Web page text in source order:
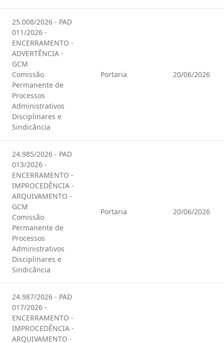
25.008/2026 - PAD
011/2026 -
ENCERRAMENTO -
ADVERTÊNCIA -
GCM
Comissão
Permanente de
Processos
Administrativos
Disciplinares e
Sindicância
Portaria 20/06/2026
24.985/2026 - PAD
013/2026 -
ENCERRAMENTO -
IMPROCEDÊNCIA -
ARQUIVAMENTO -
GCM
Comissão
Permanente de
Processos
Administrativos
Disciplinares e
Sindicância
Portaria 20/06/2026
24.987/2026 - PAD
017/2026 -
ENCERRAMENTO -
IMPROCEDÊNCIA -
ARQUIVAMENTO -